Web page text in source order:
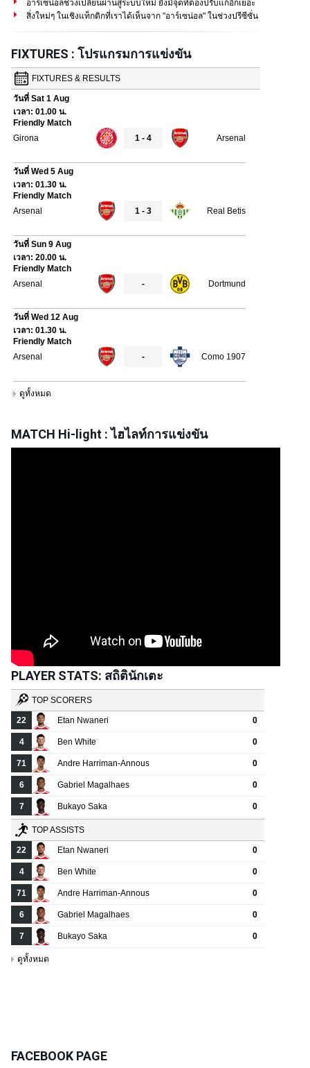
อาร์เซน่อลช่วงเปลี่ยนผ่านสู่ระบบใหม่ ยังมีจุดที่ต้องปรับแก้อีกเยอะ
สิ่งใหม่ๆ ในเชิงแท็กติกที่เราได้เห็นจาก "อาร์เซน่อล" ในช่วงปรีซีซั่น
FIXTURES : โปรแกรมการแข่งขัน
MATCH Hi-light : ไฮไลท์การแข่งขัน
PLAYER STATS: สถิตินักเตะ
FACEBOOK PAGE